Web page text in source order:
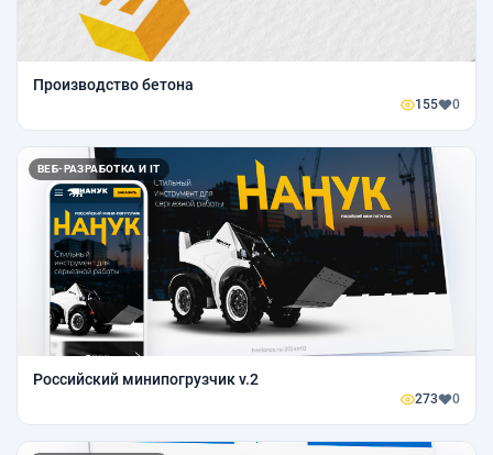
Производство бетона
155 0
ВЕБ-РАЗРАБОТКА И IT
Российский минипогрузчик v.2
273 0